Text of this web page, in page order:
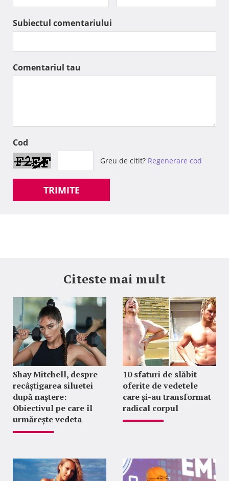
Subiectul comentariului
Comentariul tau
Cod
Greu de citit? Regenerare cod
TRIMITE
Citeste mai mult
Shay Mitchell, despre
recâștigarea siluetei
după naștere:
Obiectivul pe care îl
urmărește vedeta
10 sfaturi de slăbit
oferite de vedetele
care și-au transformat
radical corpul